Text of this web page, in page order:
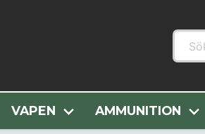
Sök...
VAPEN AMMUNITION
Hem Alla Kategorier